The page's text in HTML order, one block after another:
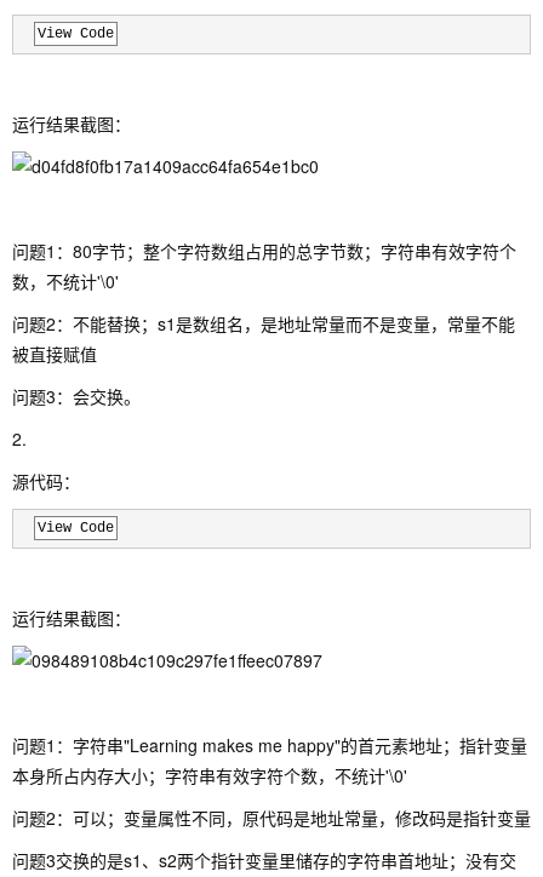
View Code
运行结果截图：
问题1：80字节；整个字符数组占用的总字节数；字符串有效字符个
数，不统计'\0'
问题2：不能替换；s1是数组名，是地址常量而不是变量，常量不能
被直接赋值
问题3：会交换。
2.
源代码：
View Code
运行结果截图：
问题1：字符串"Learning makes me happy"的首元素地址；指针变量
本身所占内存大小；字符串有效字符个数，不统计'\0'
问题2：可以；变量属性不同，原代码是地址常量，修改码是指针变量
问题3交换的是s1、s2两个指针变量里储存的字符串首地址；没有交